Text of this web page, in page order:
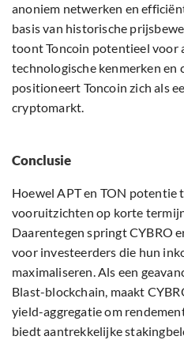
anoniem netwerken en
basis van historische
toont Toncoin potentieel voor
technologische kenmerken
positioneert Toncoin zich als
cryptomarkt.
Conclusie
Hoewel APT en TON potentie
vooruitzichten op korte
Daarentegen springt CYBRO
voor investeerders die hun
maximaliseren. Als een
Blast-blockchain, maakt
yield-aggregatie om
biedt aantrekkelijke